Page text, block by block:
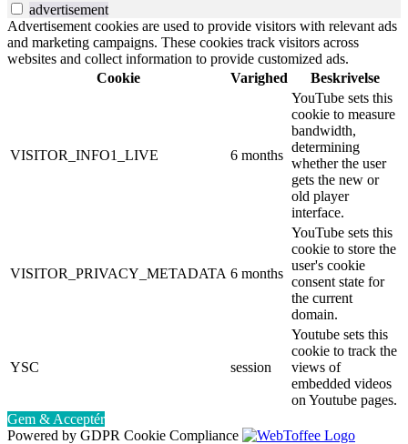
advertisement
Advertisement cookies are used to provide visitors with relevant ads
and marketing campaigns. These cookies track visitors across
websites and collect information to provide customized ads.
Cookie
Varighed Beskrivelse
VISITOR_INFO1_LIVE 6 months
YouTube sets this
cookie to measure
bandwidth,
determining
whether the user
gets the new or
old player
interface.
VISITOR_PRIVACY_METADATA 6 months
YouTube sets this
cookie to store the
user's cookie
consent state for
the current
domain.
YSC session
Youtube sets this
cookie to track the
views of
embedded videos
on Youtube pages.
Gem & Acceptér
Powered by GDPR Cookie Compliance